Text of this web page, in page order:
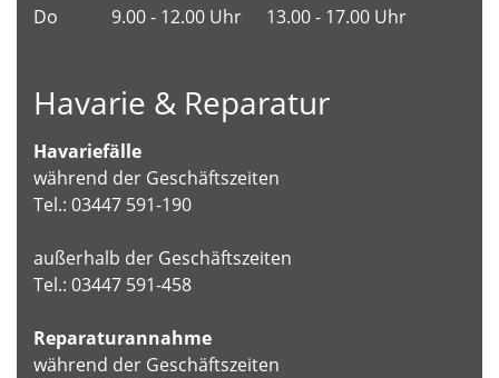
Do
9.00 - 12.00 Uhr 13.00 - 17.00 Uhr
Havarie & Reparatur
Havariefälle
während der Geschäftszeiten
Tel.: 03447 591-190
außerhalb der Geschäftszeiten
Tel.: 03447 591-458
Reparaturannahme
während der Geschäftszeiten